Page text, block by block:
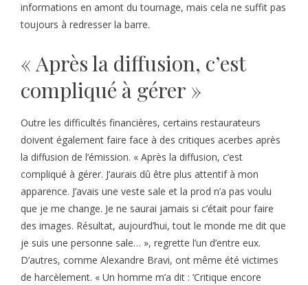
informations en amont du tournage, mais cela ne suffit pas
toujours à redresser la barre.
« Après la diffusion, c’est
compliqué à gérer »
Outre les difficultés financières, certains restaurateurs
doivent également faire face à des critiques acerbes après
la diffusion de l’émission. « Après la diffusion, c’est
compliqué à gérer. J’aurais dû être plus attentif à mon
apparence. J’avais une veste sale et la prod n’a pas voulu
que je me change. Je ne saurai jamais si c’était pour faire
des images. Résultat, aujourd’hui, tout le monde me dit que
je suis une personne sale… », regrette l’un d’entre eux.
D’autres, comme Alexandre Bravi, ont même été victimes
de harcèlement. « Un homme m’a dit : ‘Critique encore